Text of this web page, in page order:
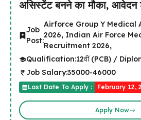
असिस्टेंट बनने का मौका,
Job
Post:
Airforce Group Y Medical
2026, Indian Air Force
Recruitment 2026,
Qualification:12वीं (PCB) /
Job Salary:35000-46000
Last Date To Apply : February 12,
Apply Now